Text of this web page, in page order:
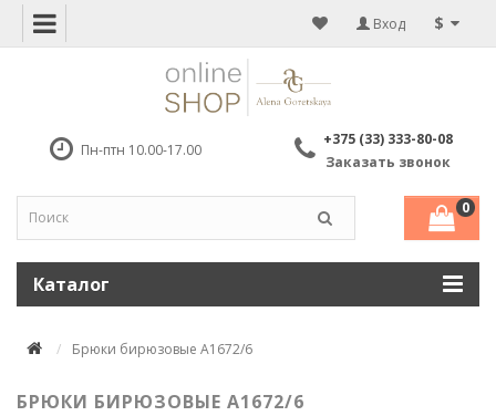
$
Вход
Пн-птн 10.00-17.00
+375 (33) 333-80-08
Заказать звонок
0
Каталог
Брюки бирюзовые A1672/6
БРЮКИ БИРЮЗОВЫЕ A1672/6